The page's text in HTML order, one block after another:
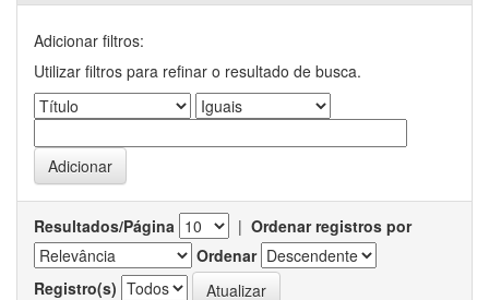
Adicionar filtros:
Utilizar filtros para refinar o resultado de busca.
Resultados/Página | Ordenar registros por
Ordenar
Registro(s)